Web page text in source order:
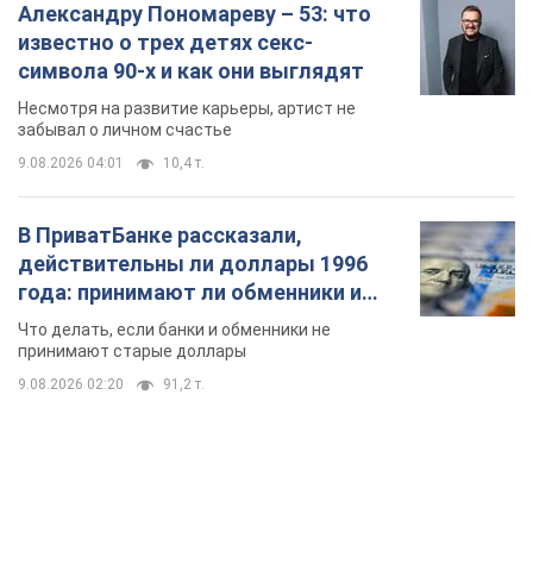
Александру Пономареву – 53: что
известно о трех детях секс-
символа 90-х и как они выглядят
Несмотря на развитие карьеры, артист не
забывал о личном счастье
9.08.2026 04:01 10,4 т.
В ПриватБанке рассказали,
действительны ли доллары 1996
года: принимают ли обменники и
банки такие купюры
Что делать, если банки и обменники не
принимают старые доллары
9.08.2026 02:20 91,2 т.